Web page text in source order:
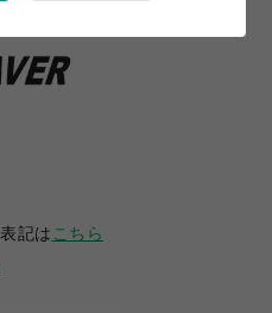
記は こちら